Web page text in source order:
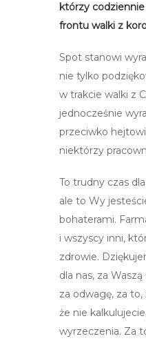
którzy
frontu walki z
Spot stanowi
nie tylko
w trakcie walki z
jednocześnie
przeciwko
niektórzy
To trudny czas
ale to Wy
bohaterami.
i wszyscy inni,
zdrowie.
dla nas, za Waszą
za odwagę, za to,
że nie
wyrzeczenia. Za